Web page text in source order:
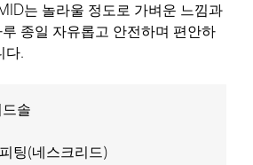
는 놀라울 정도로 가벼운 느낌과
종일 자유롭고 안전하며 편안하
다.
솔
팅(네스크리드)